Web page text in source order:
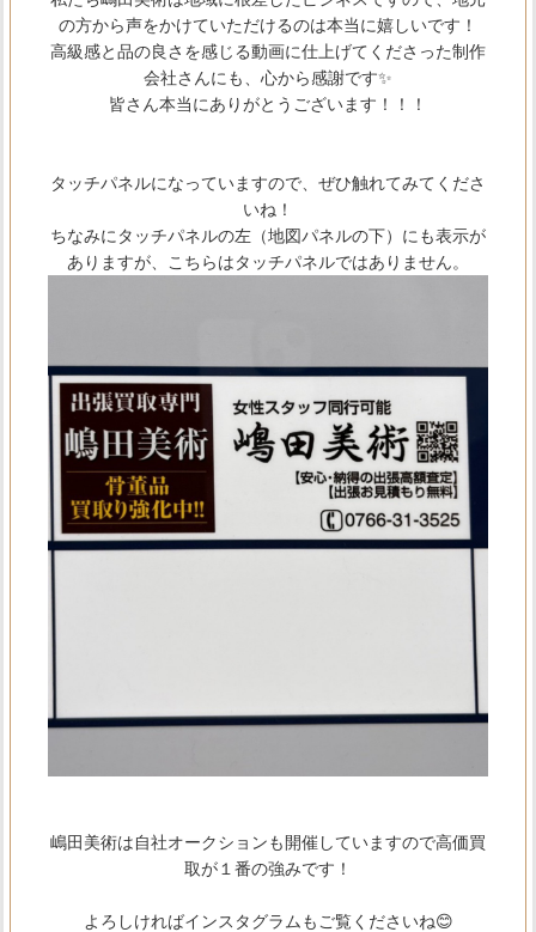
の方から声をかけていただけるのは本当に嬉しいです！
高級感と品の良さを感じる動画に仕上げてくださった制作
会社さんにも、心から感謝です✨
皆さん本当にありがとうございます！！！
タッチパネルになっていますので、ぜひ触れてみてくださ
いね！
ちなみにタッチパネルの左（地図パネルの下）にも表示が
ありますが、こちらはタッチパネルではありません。
嶋田美術は自社オークションも開催していますので高価買
取が１番の強みです！
よろしければインスタグラムもご覧くださいね😊